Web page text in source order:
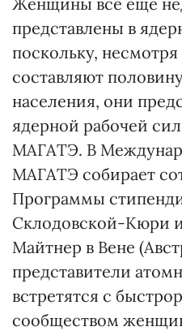
представлены в
поскольку,
составляют
населения, они
ядерной рабочей
МАГАТЭ. В
МАГАТЭ собирает
Программы
Склодовской-Кюри
Майтнер в Вене
представители
встретятся с
сообществом